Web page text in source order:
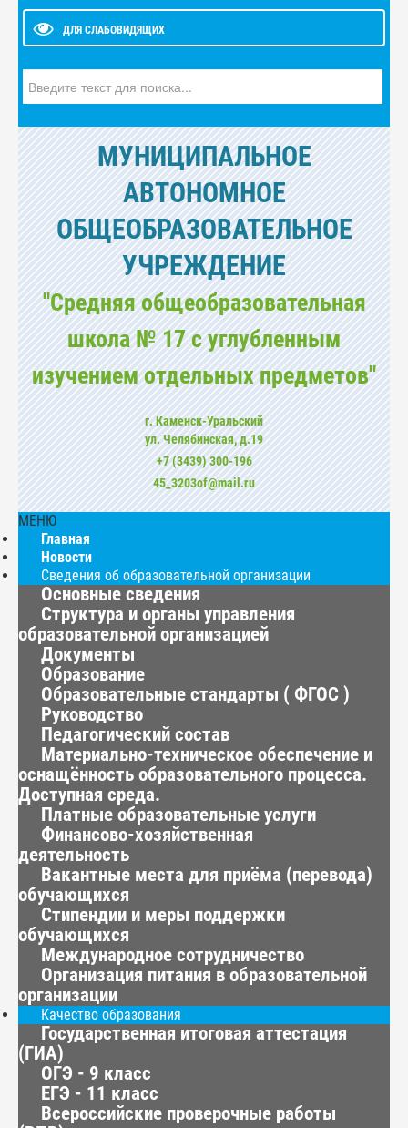
ДЛЯ СЛАБОВИДЯЩИХ
МУНИЦИПАЛЬНОЕ
АВТОНОМНОЕ
ОБЩЕОБРАЗОВАТЕЛЬНОЕ
УЧРЕЖДЕНИЕ
"Средняя общеобразовательная
школа № 17 с углубленным
изучением отдельных предметов"
г. Каменск-Уральский
ул. Челябинская, д.19
+7 (3439) 300-196
45_3203of@mail.ru
МЕНЮ
Главная
Новости
Сведения об образовательной организации
Основные сведения
Структура и органы управления
образовательной организацией
Документы
Образование
Образовательные стандарты ( ФГОС )
Руководство
Педагогический состав
Материально-техническое обеспечение и
оснащённость образовательного процесса.
Доступная среда.
Платные образовательные услуги
Финансово-хозяйственная
деятельность
Вакантные места для приёма (перевода)
обучающихся
Стипендии и меры поддержки
обучающихся
Международное сотрудничество
Организация питания в образовательной
организации
Качество образования
Государственная итоговая аттестация
(ГИА)
ОГЭ - 9 класс
ЕГЭ - 11 класс
Всероссийские проверочные работы